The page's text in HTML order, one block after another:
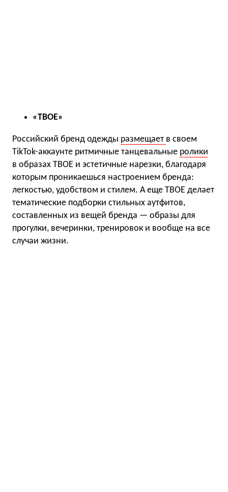
«ТВОЕ»
Российский бренд одежды размещает в своем
TikTok-аккаунте ритмичные танцевальные ролики
в образах ТВОЕ и эстетичные нарезки, благодаря
которым проникаешься настроением бренда:
легкостью, удобством и стилем. А еще ТВОЕ делает
тематические подборки стильных аутфитов,
составленных из вещей бренда — образы для
прогулки, вечеринки, тренировок и вообще на все
случаи жизни.